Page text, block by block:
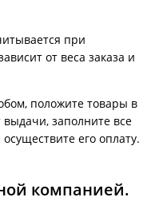
при
от веса заказа и
положите товары в
выдачи, заполните все
его оплату.
компанией.